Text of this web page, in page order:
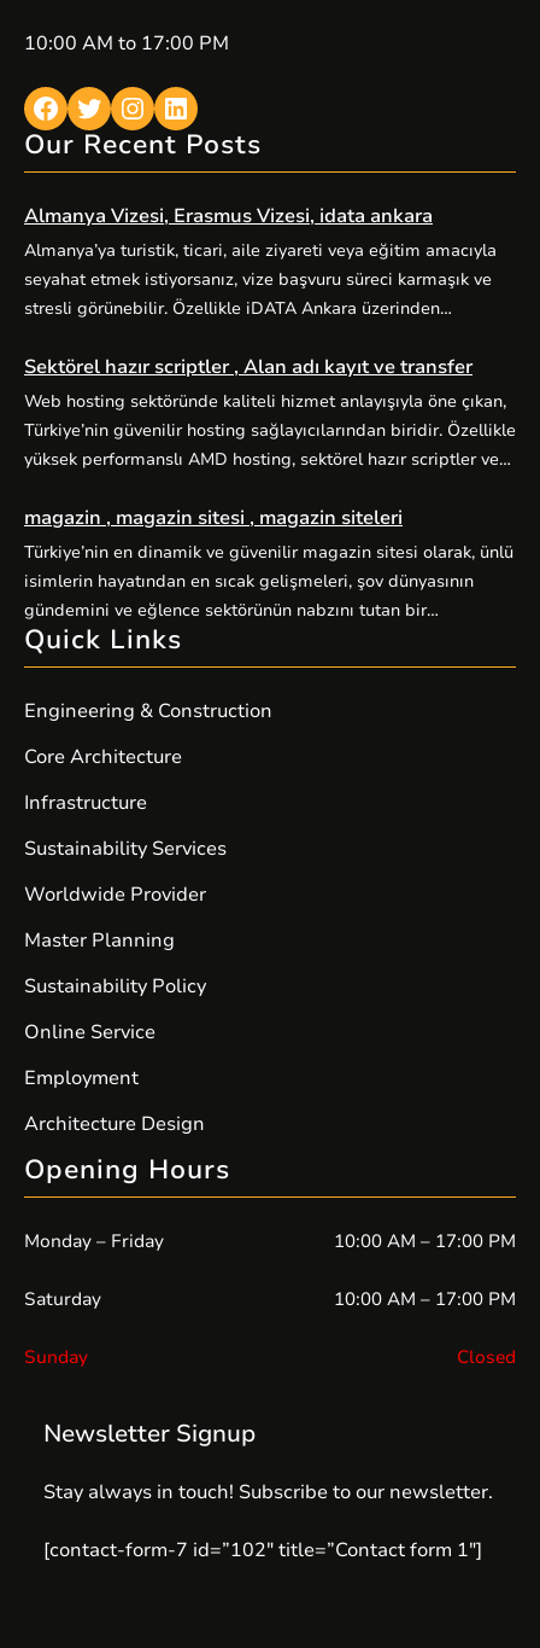
10:00 AM to 17:00 PM
Facebook Twitter Instagram LinkedIn
Our Recent Posts
Almanya Vizesi, Erasmus Vizesi, idata ankara
Almanya’ya turistik, ticari, aile ziyareti veya eğitim amacıyla
seyahat etmek istiyorsanız, vize başvuru süreci karmaşık ve
stresli görünebilir. Özellikle iDATA Ankara üzerinden
eksiksiz evrak hazırlığı ve zamanında randevu planlaması
başarıyı doğrudan etkiler. Alo Vize Randevu (alovizerandevu
), Ankara merkezli profesyonel vize danışmanlığı hizmetiyle
bu süreci sizin için kolaylaştırır. […]
Sektörel hazır scriptler , Alan adı kayıt ve transfer
Web hosting sektöründe kaliteli hizmet anlayışıyla öne çıkan,
Türkiye’nin güvenilir hosting sağlayıcılarından biridir. Özellikle
yüksek performanslı AMD hosting, sektörel hazır scriptler ve
sunuyor. Yüksek performanslı AMD hosting paketleri, güçlü
AMD EPYC işlemciler ve NVMe SSD disklerle donatılmış
sunucular üzerine kuruludur. E-ticaret siteleri, kurumsal web
siteleri, bloglar ve yüksek […]
magazin , magazin sitesi , magazin siteleri
Türkiye’nin en dinamik ve güvenilir magazin sitesi olarak, ünlü
isimlerin hayatından en sıcak gelişmeleri, şov dünyasının
gündemini ve eğlence sektörünün nabzını tutan bir
platformdur. Magazin severlerin ilk adresi olan sitemiz,
kaliteli içerik üretimiyle fark yaratıyor. Güncel haberler, özel
sizleri ekrandan uzaklaştıramayacağınız bir içerik dünyasına
davet ediyor. Magazin […]
Quick Links
Engineering & Construction
Core Architecture
Infrastructure
Sustainability Services
Worldwide Provider
Master Planning
Sustainability Policy
Online Service
Employment
Architecture Design
Opening Hours
Monday – Friday 10:00 AM – 17:00 PM
Saturday 10:00 AM – 17:00 PM
Sunday Closed
Newsletter Signup
Stay always in touch! Subscribe to our newsletter.
[contact-form-7 id=”102″ title=”Contact form 1″]